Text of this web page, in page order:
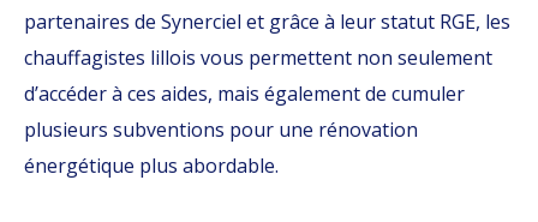
partenaires de Synerciel et grâce à leur statut RGE, les
chauffagistes lillois vous permettent non seulement
d’accéder à ces aides, mais également de cumuler
plusieurs subventions pour une rénovation
énergétique plus abordable.